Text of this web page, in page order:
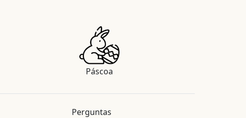
Páscoa
Perguntas